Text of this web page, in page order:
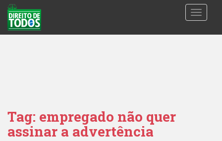
Tag: empregado não quer
assinar a advertência